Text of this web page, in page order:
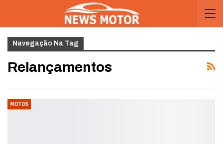
Navegação Na Tag
Relançamentos
MOTOS